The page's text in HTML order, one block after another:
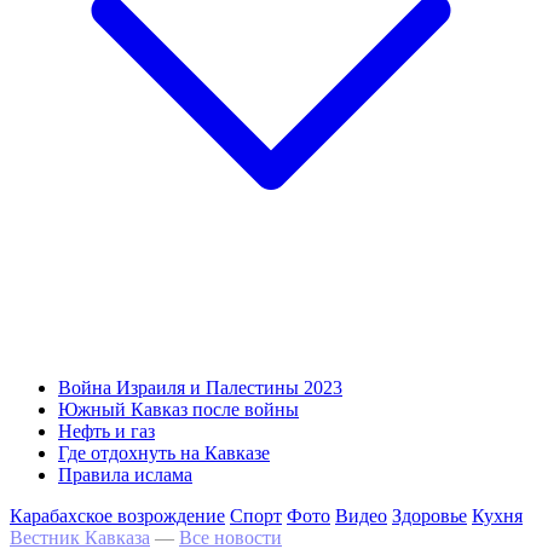
Война Израиля и Палестины 2023
Южный Кавказ после войны
Нефть и газ
Где отдохнуть на Кавказе
Правила ислама
Карабахское возрождение Спорт Фото Видео Здоровье Кухня
Вестник Кавказа — Все новости